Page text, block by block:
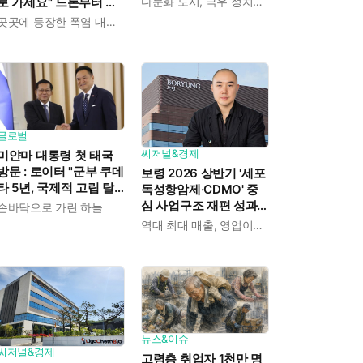
차·쿨링 포그까지 총곳곳에 등장한 폭염 대응 장치들.
로벌
얀마 대통령 첫 태국
문 : 로이터 "군부 쿠데
5년, 국제적 고립 탈
시도"
바닥으로 가린 하늘
씨저널&경제
보령 2026 상반기 '세포
독성항암제·CDMO' 중
심 사업구조 재편 성과 :
김정균 대표 'CDMO 지역대 최대 매출, 영업이익 기록
저널&경제
뉴스&이슈
고령층 취업자 1천만 명